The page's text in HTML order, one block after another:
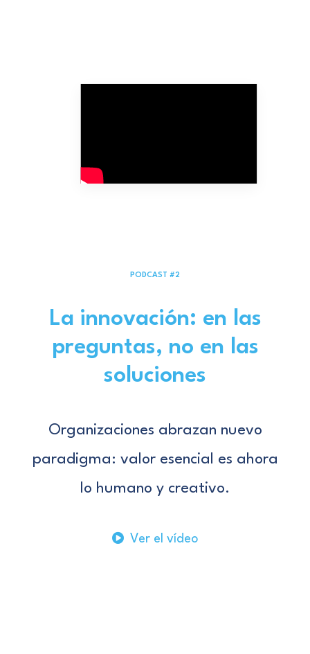
PODCAST #2
La innovación: en las
preguntas, no en las
soluciones
Organizaciones abrazan nuevo
paradigma: valor esencial es ahora
lo humano y creativo.
Ver el vídeo